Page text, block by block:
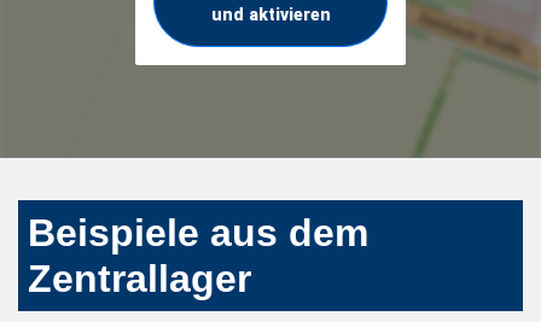
und aktivieren
Beispiele aus dem
Zentrallager